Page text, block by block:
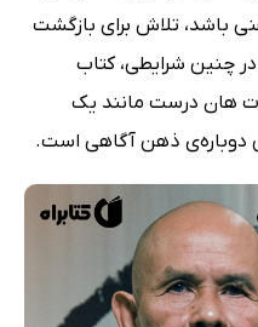
باشد، تلاش برای بازگشت
چنین شرایطی، کتاب
هان درست مانند یک
دوباره‌ی ذهن آگاهی است.